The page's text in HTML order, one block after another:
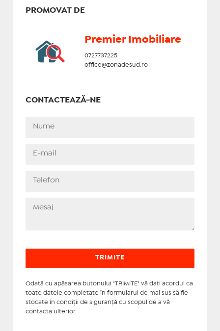
PROMOVAT DE
Premier Imobiliare
0727737225
office@zonadesud.ro
CONTACTEAZĂ-NE
Odată cu apăsarea butonului "TRIMITE" vă daţi acordul ca
toate datele completate în formularul de mai sus să fie
stocate în condiţii de siguranţă cu scopul de a vă
contacta ulterior.